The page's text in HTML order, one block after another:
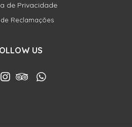
de Privacidade
Reclamações
US